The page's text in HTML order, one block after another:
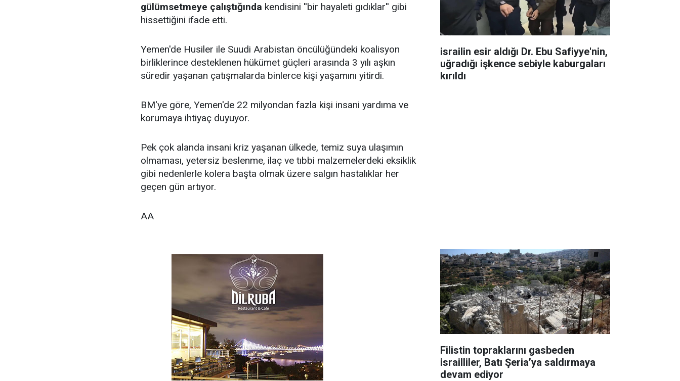
gülümsetmeye çalıştığında kendisini ''bir hayaleti gıdıklar'' gibi
hissettiğini ifade etti.
Yemen'de Husiler ile Suudi Arabistan öncülüğündeki koalisyon
birliklerince desteklenen hükümet güçleri arasında 3 yılı aşkın
süredir yaşanan çatışmalarda binlerce kişi yaşamını yitirdi.
BM'ye göre, Yemen'de 22 milyondan fazla kişi insani yardıma ve
korumaya ihtiyaç duyuyor.
Pek çok alanda insani kriz yaşanan ülkede, temiz suya ulaşımın
olmaması, yetersiz beslenme, ilaç ve tıbbi malzemelerdeki eksiklik
gibi nedenlerle kolera başta olmak üzere salgın hastalıklar her
geçen gün artıyor.
AA
israilin esir aldığı Dr. Ebu Safiyye'nin,
uğradığı işkence sebiyle kaburgaları
kırıldı
Filistin topraklarını gasbeden
israilliler, Batı Şeria’ya saldırmaya
devam ediyor